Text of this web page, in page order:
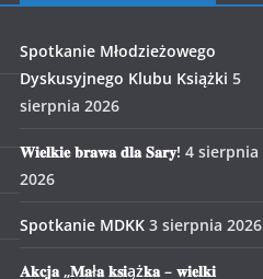
Spotkanie Młodzieżowego
Dyskusyjnego Klubu Książki 5
sierpnia 2026
𝐖𝐢𝐞𝐥𝐤𝐢𝐞 𝐛𝐫𝐚𝐰𝐚 𝐝𝐥𝐚 𝐒𝐚𝐫𝐲! 4 sierpnia
2026
Spotkanie MDKK 3 sierpnia 2026
𝐀𝐤𝐜𝐣𝐚 „𝐌𝐚ł𝐚 𝐤𝐬𝐢ąż𝐤𝐚 – 𝐰𝐢𝐞𝐥𝐤𝐢